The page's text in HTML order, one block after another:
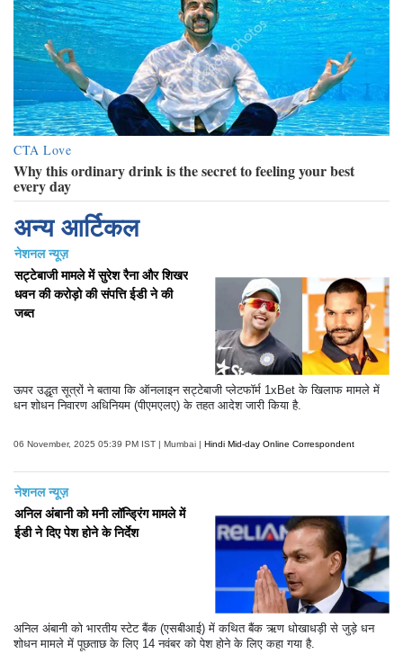
अन्य आर्टिकल
नेशनल न्यूज़
सट्टेबाजी मामले में सुरेश रैना और शिखर
धवन की करोड़ो की संपत्ति ईडी ने की
जब्त
ऊपर उद्धृत सूत्रों ने बताया कि ऑनलाइन सट्टेबाजी प्लेटफॉर्म 1xBet के खिलाफ मामले में
धन शोधन निवारण अधिनियम (पीएमएलए) के तहत आदेश जारी किया है.
06 November, 2025 05:39 PM IST | Mumbai | Hindi Mid-day Online Correspondent
नेशनल न्यूज़
अनिल अंबानी को मनी लॉन्ड्रिंग मामले में
ईडी ने दिए पेश होने के निर्देश
अनिल अंबानी को भारतीय स्टेट बैंक (एसबीआई) में कथित बैंक ऋण धोखाधड़ी से जुड़े धन
शोधन मामले में पूछताछ के लिए 14 नवंबर को पेश होने के लिए कहा गया है.